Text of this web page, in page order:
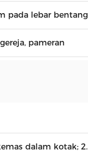
pada lebar bentang
pameran
dalam kotak; 2.